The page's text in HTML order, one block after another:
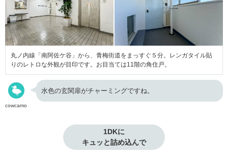
丸ノ内線「南阿佐ケ谷」から、青梅街道をまっすぐ５分。レンガタイル貼
りのレトロな外観が目印です。お目当ては11階の角住戸。
cowcamo
水色の玄関扉がチャーミングですね。
1DKに
キュッと詰め込んで